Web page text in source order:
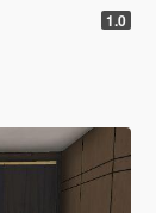
1.0